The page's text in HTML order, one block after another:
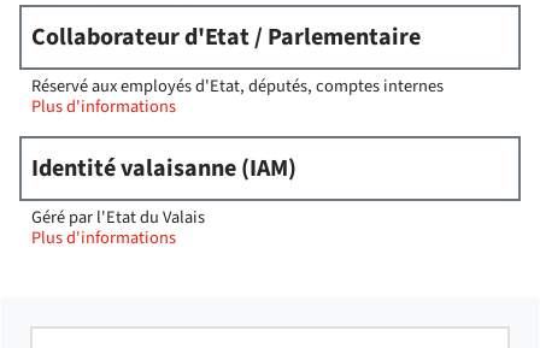
Collaborateur d'Etat / Parlementaire
Réservé aux employés d'Etat, députés, comptes internes
Plus d'informations
Identité valaisanne (IAM)
Géré par l'Etat du Valais
Plus d'informations